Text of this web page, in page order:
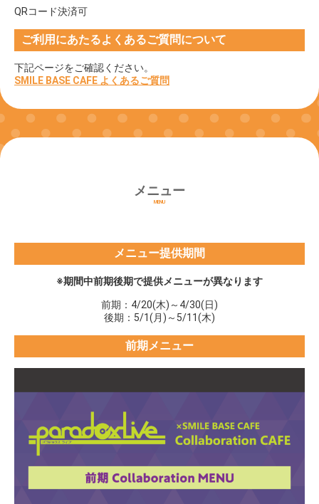
QRコード決済可
ご利用にあたるよくあるご質問について
下記ページをご確認ください。
SMILE BASE CAFE よくあるご質問
メニュー
MENU
メニュー提供期間
※期間中前期後期で提供メニューが異なります
前期：4/20(木)～4/30(日)
後期：5/1(月)～5/11(木)
前期メニュー